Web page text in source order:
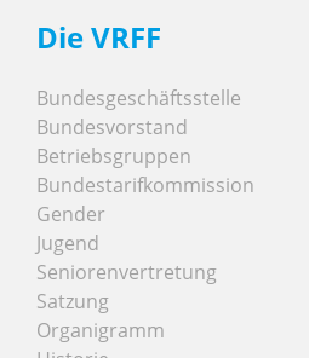
Die VRFF
Bundesgeschäftsstelle
Bundesvorstand
Betriebsgruppen
Bundestarifkommission
Gender
Jugend
Seniorenvertretung
Satzung
Organigramm